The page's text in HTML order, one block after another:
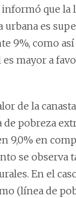
informó que la
urbana es
9%, como
mayor a
de la
pobreza
9,0% en
se observa
En el
(línea de